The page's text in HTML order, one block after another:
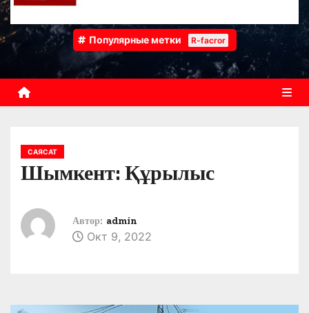
Популярные метки R-facror
САЯСАТ
Шымкент: Құрылыс
Автор: admin
Окт 9, 2022